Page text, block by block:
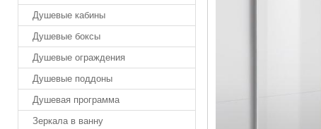
Душевые кабины
Душевые боксы
Душевые ограждения
Душевые поддоны
Душевая программа
Зеркала в ванну